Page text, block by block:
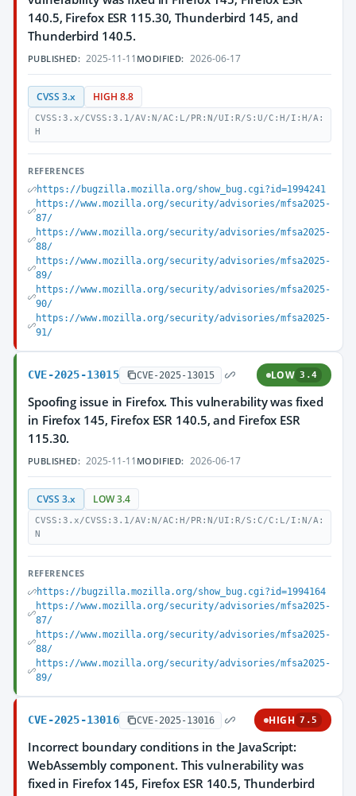
140.5, Firefox ESR 115.30, Thunderbird 145, and
Thunderbird 140.5.
PUBLISHED: 2025-11-11 MODIFIED: 2026-06-17
CVSS 3.x HIGH 8.8
CVSS:3.x/CVSS:3.1/AV:N/AC:L/PR:N/UI:R/S:U/C:H/I:H/A:
H
REFERENCES
https://bugzilla.mozilla.org/show_bug.cgi?id=1994241
https://www.mozilla.org/security/advisories/mfsa2025-
87/
https://www.mozilla.org/security/advisories/mfsa2025-
88/
https://www.mozilla.org/security/advisories/mfsa2025-
89/
https://www.mozilla.org/security/advisories/mfsa2025-
90/
https://www.mozilla.org/security/advisories/mfsa2025-
91/
CVE-2025-13015 CVE-2025-13015 LOW 3.4
Spoofing issue in Firefox. This vulnerability was fixed
in Firefox 145, Firefox ESR 140.5, and Firefox ESR
115.30.
PUBLISHED: 2025-11-11 MODIFIED: 2026-06-17
CVSS 3.x LOW 3.4
CVSS:3.x/CVSS:3.1/AV:N/AC:H/PR:N/UI:R/S:C/C:L/I:N/A:
N
REFERENCES
https://bugzilla.mozilla.org/show_bug.cgi?id=1994164
https://www.mozilla.org/security/advisories/mfsa2025-
87/
https://www.mozilla.org/security/advisories/mfsa2025-
88/
https://www.mozilla.org/security/advisories/mfsa2025-
89/
CVE-2025-13016 CVE-2025-13016 HIGH 7.5
Incorrect boundary conditions in the JavaScript:
WebAssembly component. This vulnerability was
fixed in Firefox 145, Firefox ESR 140.5, Thunderbird